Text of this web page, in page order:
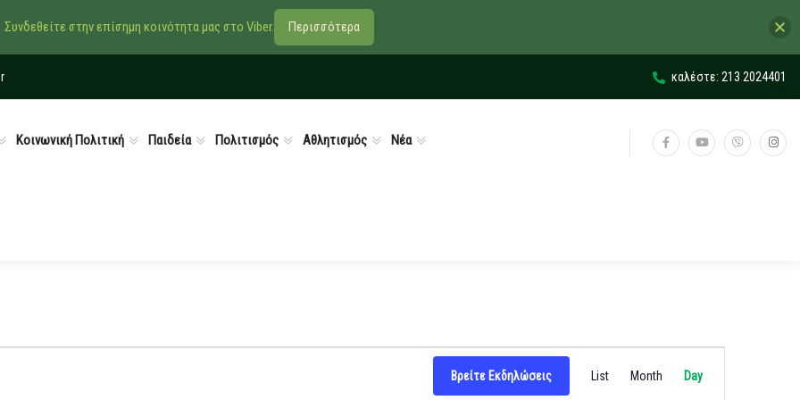
καλέστε: 213 2024401
Κοινωνική Πολιτική Παιδεία Πολιτισμός Αθλητισμός Νέα
Βρείτε Εκδηλώσεις
Views
List Month Day
Συνδεθείτε στην επίσημη κοινότητα μας στο Viber. Περισσότερα